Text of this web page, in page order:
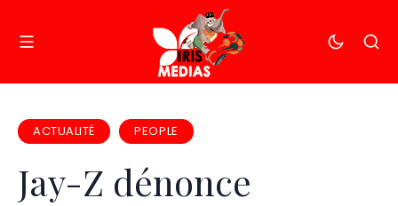
ACTUALITÉ PEOPLE
Jay-Z dénonce